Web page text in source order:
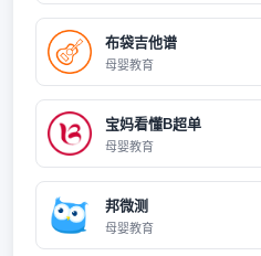
布袋吉他谱
母婴教育
宝妈看懂B超单
母婴教育
邦微测
母婴教育